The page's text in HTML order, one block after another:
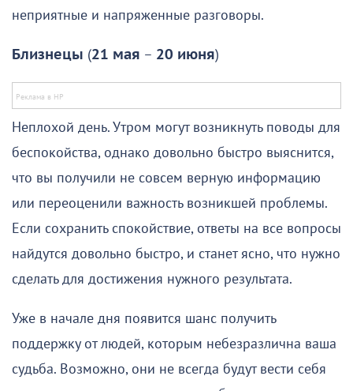
неприятные и напряженные разговоры.
Близнецы (21 мая – 20 июня)
Неплохой день. Утром могут возникнуть поводы для
беспокойства, однако довольно быстро выяснится,
что вы получили не совсем верную информацию
или переоценили важность возникшей проблемы.
Если сохранить спокойствие, ответы на все вопросы
найдутся довольно быстро, и станет ясно, что нужно
сделать для достижения нужного результата.
Уже в начале дня появится шанс получить
поддержку от людей, которым небезразлична ваша
судьба. Возможно, они не всегда будут вести себя